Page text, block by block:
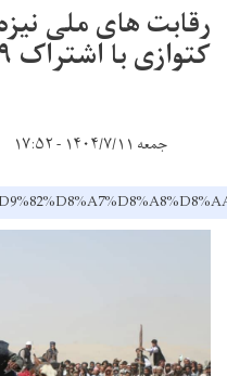
رقابت های ملی
کتوازی با اشتراک ۹ تیم در غزنی آغاز شد
جمعه ۱۴۰۴/۷/۱۱ - ۱۷:۵۲